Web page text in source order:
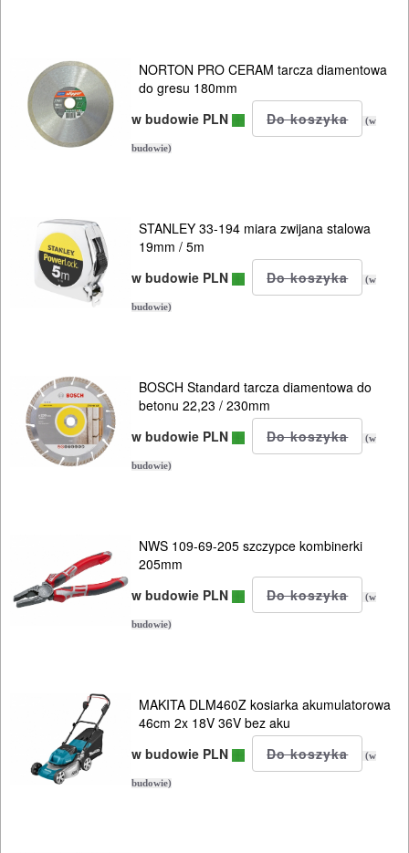
Do
pił
ALLIGATOR
pił
i
ukośnic
Do
pistoletów
do
polerek
Do
PROXXON
satyniarek
Do
strugów
NORTON PRO CERAM tarcza diamentowa
do gresu 180mm
w budowie PLN
(w
budowie)
STANLEY 33-194 miara zwijana stalowa
19mm / 5m
w budowie PLN
(w
budowie)
BOSCH Standard tarcza diamentowa do
betonu 22,23 / 230mm
w budowie PLN
(w
budowie)
NWS 109-69-205 szczypce kombinerki
205mm
w budowie PLN
(w
budowie)
MAKITA DLM460Z kosiarka akumulatorowa
46cm 2x 18V 36V bez aku
w budowie PLN
(w
budowie)